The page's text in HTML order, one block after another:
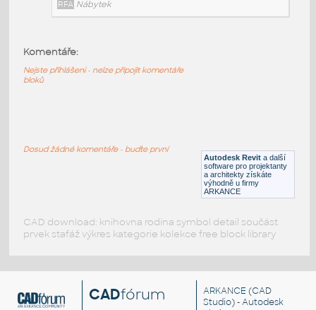
RFA Nábytek
HM LayoutStudio GN1352
HM LayoutStudio GN1351 PowerEntry4-Circuit
Autodesk Revit a další
software pro projektanty
a architekty získáte
výhodně u firmy
ARKANCE
Komentáře:
Nejste přihlášeni - nelze připojit komentáře
bloků
Dosud žádné komentáře - buďte první
CAD download: knihovna rodina symbol detail součást
prvek stafáž výkres kategorie kolekce free block library
CADfórum ARKANCE (CAD
Studio) - Autodesk